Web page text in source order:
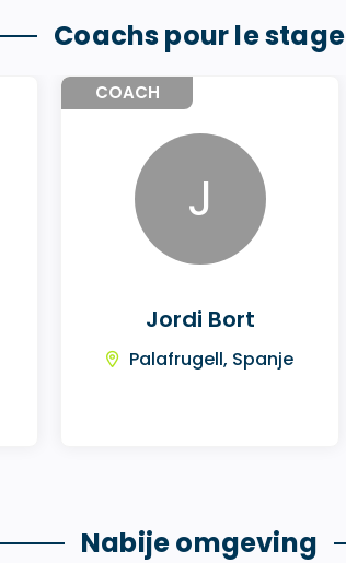
Coachs pour le stage
COACH
J
Jordi Bort
Palafrugell, Spanje
Nabije omgeving